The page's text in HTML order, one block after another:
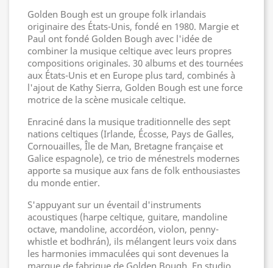
Golden Bough est un groupe folk irlandais
originaire des États-Unis, fondé en 1980. Margie et
Paul ont fondé Golden Bough avec l'idée de
combiner la musique celtique avec leurs propres
compositions originales. 30 albums et des tournées
aux États-Unis et en Europe plus tard, combinés à
l'ajout de Kathy Sierra, Golden Bough est une force
motrice de la scène musicale celtique.
Enraciné dans la musique traditionnelle des sept
nations celtiques (Irlande, Écosse, Pays de Galles,
Cornouailles, Île de Man, Bretagne française et
Galice espagnole), ce trio de ménestrels modernes
apporte sa musique aux fans de folk enthousiastes
du monde entier.
S'appuyant sur un éventail d'instruments
acoustiques (harpe celtique, guitare, mandoline
octave, mandoline, accordéon, violon, penny-
whistle et bodhrán), ils mélangent leurs voix dans
les harmonies immaculées qui sont devenues la
marque de fabrique de Golden Bough. En studio